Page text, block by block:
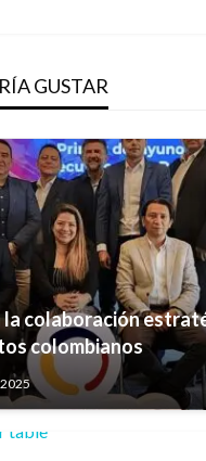
GUSTAR
la colaboración
colombianos